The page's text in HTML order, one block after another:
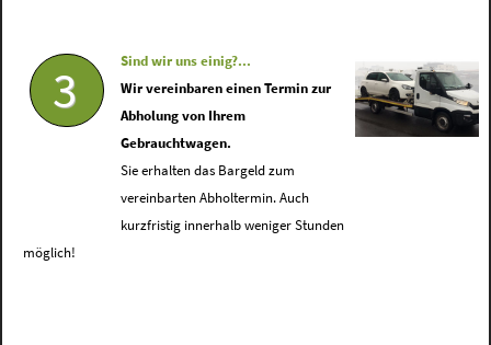
3
Sind wir uns einig?...
Wir vereinbaren einen Termin zur
Abholung von Ihrem
Gebrauchtwagen.
Sie erhalten das Bargeld zum
vereinbarten Abholtermin. Auch
kurzfristig innerhalb weniger Stunden
möglich!